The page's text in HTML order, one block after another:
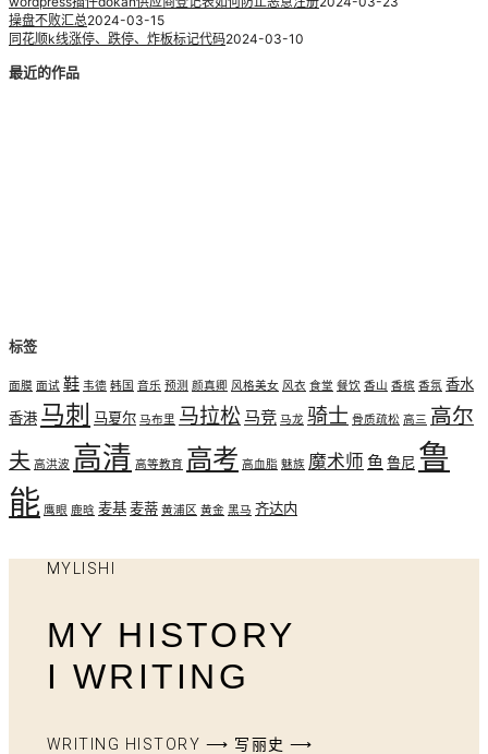
操盘不败汇总2024-03-15
同花顺k线涨停、跌停、炸板标记代码2024-03-10
最近的作品
标签
面膜 面试 鞋 韦德 韩国 音乐 预测 颜真卿 风格美女 风衣 食堂 餐饮 香山 香槟 香氛 香水
香港 马刺 马夏尔 马布里 马拉松 马竞 马龙 骑士 骨质疏松 高三 高尔
夫 高洪波 高清 高等教育 高考 高血脂 魅族 魔术师 鱼 鲁尼 鲁
能 鹰眼 鹿晗 麦基麦蒂 黄浦区 黄金 黑马 齐达内
MYLISHI
MY HISTORY
I WRITING
WRITING HISTORY ⟶ 写丽史 ⟶